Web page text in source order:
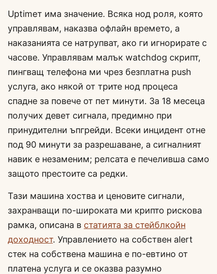
Uptimeт има значение. Всяка нод роля, която
управлявам, наказва офлайн времето, а
наказанията се натрупват, ако ги игнорирате с
часове. Управлявам малък watchdog скрипт,
пингващ телефона ми чрез безплатна push
услуга, ако някой от трите нод процеса
спадне за повече от пет минути. За 18 месеца
получих девет сигнала, предимно при
принудителни ъпгрейди. Всеки инцидент отне
под 90 минути за разрешаване, а сигналният
навик е незаменим; релсата е печеливша само
защото престоите са редки.
Тази машина хоства и ценовите сигнали,
захранващи по-широката ми крипто рискова
рамка, описана в статията за стейблкойн
доходност. Управлението на собствен alert
стек на собствена машина е по-евтино от
платена услуга и се оказва разумно